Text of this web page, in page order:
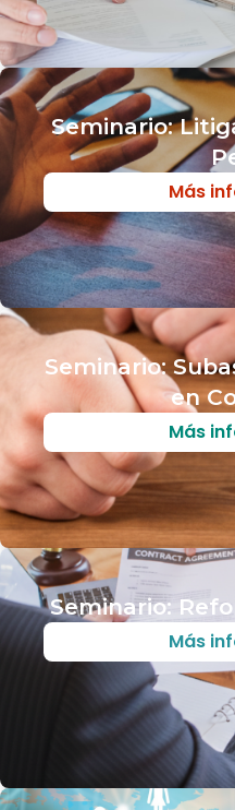
Seminario:
Más
Seminario:
en
Más
Seminario:
Más